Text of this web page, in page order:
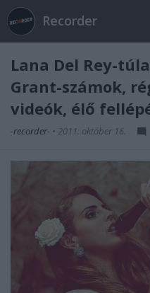
Recorder
Lana Del Rey-
Grant-számok,
videók, élő
-recorder- • 2011. október 16.